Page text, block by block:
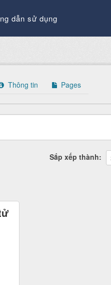
dẫn sử dụng
Thông tin Pages
Sắp xếp thành